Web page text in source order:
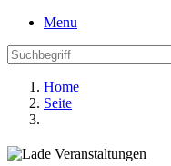
Menu
Home
Seite